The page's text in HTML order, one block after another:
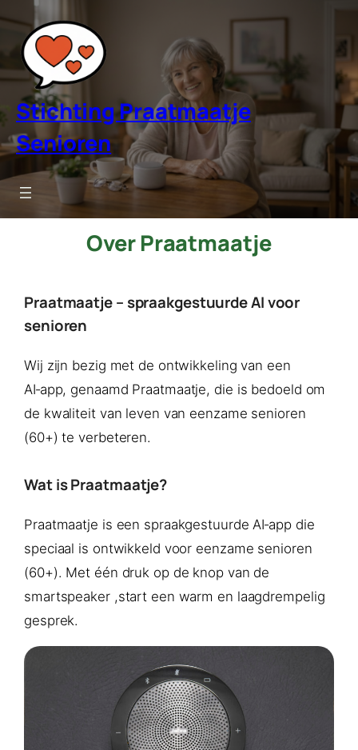
naar
inhoud
Stichting Praatmaatje
Senioren
Over Praatmaatje
Praatmaatje – spraakgestuurde AI voor
senioren
Wij zijn bezig met de ontwikkeling van een
AI‑app, genaamd Praatmaatje, die is bedoeld om
de kwaliteit van leven van eenzame senioren
(60+) te verbeteren.
Wat is Praatmaatje?
Praatmaatje is een spraakgestuurde AI‑app die
speciaal is ontwikkeld voor eenzame senioren
(60+). Met één druk op de knop van de
smartspeaker ,start een warm en laagdrempelig
gesprek.